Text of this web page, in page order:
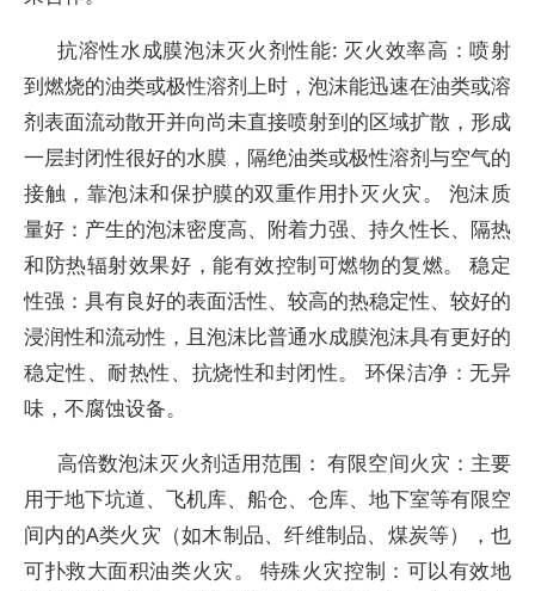
抗溶性水成膜泡沫灭火剂性能: 灭火效率高：喷射
到燃烧的油类或极性溶剂上时，泡沫能迅速在油类或溶
剂表面流动散开并向尚未直接喷射到的区域扩散，形成
一层封闭性很好的水膜，隔绝油类或极性溶剂与空气的
接触，靠泡沫和保护膜的双重作用扑灭火灾。 泡沫质
量好：产生的泡沫密度高、附着力强、持久性长、隔热
和防热辐射效果好，能有效控制可燃物的复燃。 稳定
性强：具有良好的表面活性、较高的热稳定性、较好的
浸润性和流动性，且泡沫比普通水成膜泡沫具有更好的
稳定性、耐热性、抗烧性和封闭性。 环保洁净：无异
味，不腐蚀设备。
高倍数泡沫灭火剂适用范围： 有限空间火灾：主要
用于地下坑道、飞机库、船仓、仓库、地下室等有限空
间内的A类火灾（如木制品、纤维制品、煤炭等），也
可扑救大面积油类火灾。 特殊火灾控制：可以有效地